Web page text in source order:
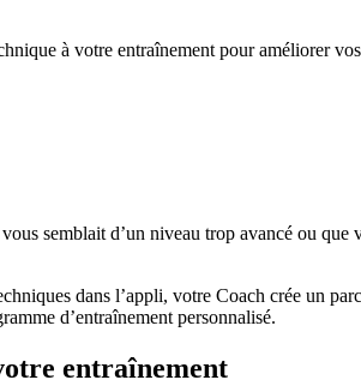
à votre entraînement pour améliorer
semblait d’un niveau trop avancé ou
dans l’appli, votre Coach crée un
d’entraînement personnalisé.
entraînement